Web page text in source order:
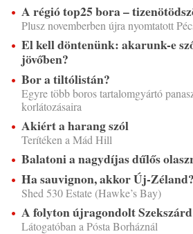
A régió top25 bora –
Plusz novemberben újra nyomtatott
El kell döntenünk: akarunk-e
jövőben?
Bor a tiltólistán?
Egyre több boros tartalomgyártó
korlátozásaira
Akiért a harang szól
Terítéken a Mád Hill
Balatoni a nagydíjas dűlős
Ha sauvignon, akkor Új-Zéland?
Shed 530 Estate (Hawke’s Bay)
A folyton újragondolt Szekszárd
Látogatóban a Pósta Borháznál